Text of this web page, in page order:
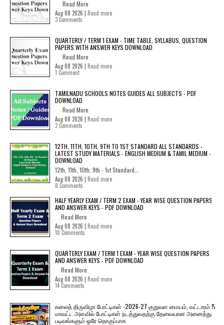
Read More
Aug 08 2026 | Read more
3 Comments
QUARTERLY / TERM 1 EXAM - TIME TABLE, SYLLABUS, QUESTION
PAPERS WITH ANSWER KEYS DOWNLOAD
Read More
Aug 08 2026 | Read more
1 Comment
TAMILNADU SCHOOLS NOTES GUIDES ALL SUBJECTS - PDF
DOWNLOAD
Read More
Aug 08 2026 | Read more
2 Comments
12TH, 11TH, 10TH, 9TH TO 1ST STANDARD ALL STANDARDS -
LATEST STUDY MATERIALS - ENGLISH MEDIUM & TAMIL MEDIUM -
DOWNLOAD
12th, 11th, 10th, 9th - 1st Standard...
Aug 08 2026 | Read more
8 Comments
HALF YEARLY EXAM / TERM 2 EXAM - YEAR WISE QUESTION PAPERS
AND ANSWER KEYS - PDF DOWNLOAD
Read More
Aug 08 2026 | Read more
10 Comments
QUARTERLY EXAM / TERM 1 EXAM - YEAR WISE QUESTION PAPERS
AND ANSWER KEYS - PDF DOWNLOAD
Read More
Aug 08 2026 | Read more
14 Comments
கலைத் திருவிழா போட்டிகள் -2026-27 குறுவள மையம், வட்டாரம் &
மாவட்ட அளவில் போட்டிகள் நடத்துவதற்கு தேவையான அனைத்து
படிவங்களும் ஒரே தொகுப்பாக